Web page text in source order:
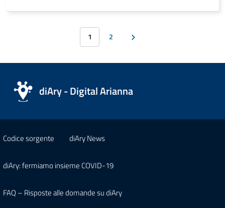
1 2
diAry - Digital Arianna
Codice sorgente diAry News
diAry: fermiamo insieme COVID-19
FAQ – Risposte alle domande su diAry